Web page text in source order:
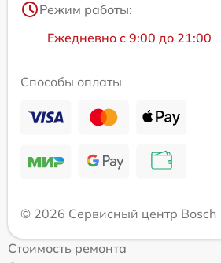
Режим работы:
Ежедневно с 9:00 до 21:00
Способы оплаты
© 2026 Сервисный центр Bosch
Стоимость ремонта